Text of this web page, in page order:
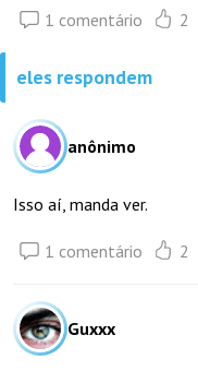
1 comentário 2
eles respondem
anônimo
Isso aí, manda ver.
1 comentário 2
Guxxx